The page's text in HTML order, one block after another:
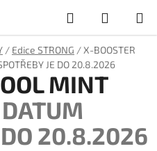
Hledat
KOŠÍK
/ Edice STRONG /X-BOOSTER
JE DO 20.8.2026
MINT
DO 20.8.2026